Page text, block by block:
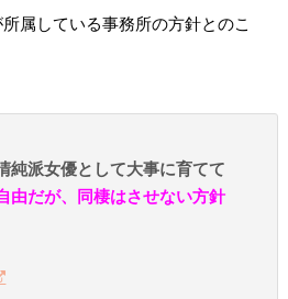
属している事務所の方針とのこ
純派女優として大事に育てて
由だが、同棲はさせない方針